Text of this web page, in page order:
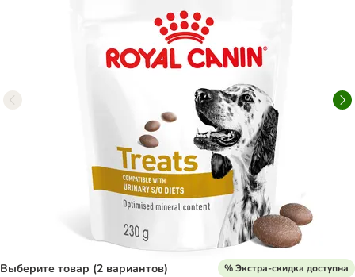
Выберите товар (2 вариантов) % Экстра-скидка доступна